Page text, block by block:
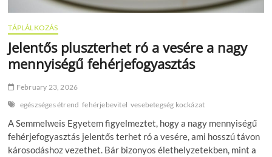
TÁPLÁLKOZÁS
Jelentős pluszterhet ró a vesére a nagy
mennyiségű fehérjefogyasztás
February 23, 2026
egészséges étrend fehérjebevitel vesebetegség kockázat
A Semmelweis Egyetem figyelmeztet, hogy a nagy mennyiségű
fehérjefogyasztás jelentős terhet ró a vesére, ami hosszú távon
károsodáshoz vezethet. Bár bizonyos élethelyzetekben, mint a